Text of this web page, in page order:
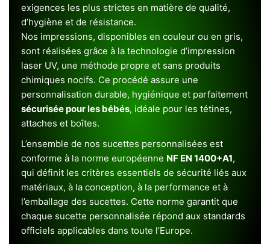
exigences les plus strictes en matière de qualité,
d’hygiène et de résistance.
Nos impressions, disponibles en couleur ou en gris,
sont réalisées grâce à la technologie d’impression
laser UV, une méthode propre et sans produits
chimiques nocifs. Ce procédé assure une
personnalisation durable, hygiénique et parfaitement
sécurisée pour les bébés, idéale pour les tétines,
attaches et boîtes.
L’ensemble de nos sucettes personnalisées est
conforme à la norme européenne NF EN 1400+A1,
qui définit les critères essentiels de sécurité liés aux
matériaux, à la conception, à la performance et à
l’emballage des sucettes. Cette norme garantit que
chaque sucette personnalisée répond aux standards
officiels applicables dans toute l’Europe.